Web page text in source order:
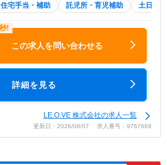
住宅手当・補助 託児所・育児補助 土日祝休
この求人を問い合わせる
詳細を見る
LE.O.VE 株式会社の求人一覧
更新日：2026/08/07 求人番号：9767669